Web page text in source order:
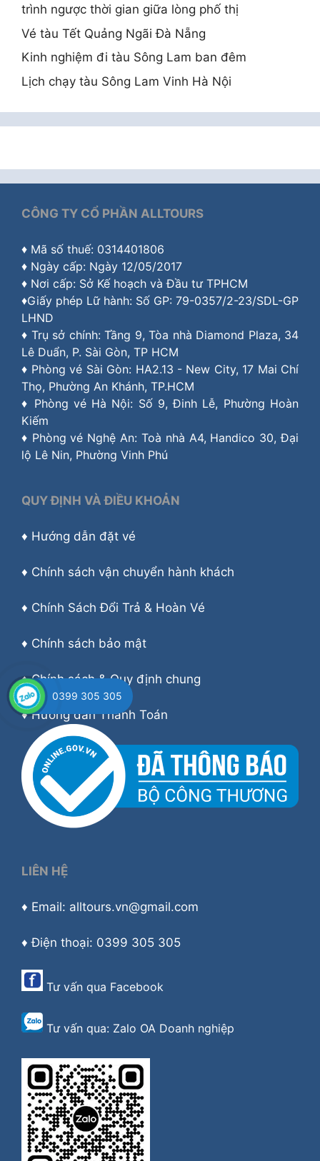
trình ngược thời gian giữa lòng phố thị
Vé tàu Tết Quảng Ngãi Đà Nẵng
Kinh nghiệm đi tàu Sông Lam ban đêm
Lịch chạy tàu Sông Lam Vinh Hà Nội
CÔNG TY CỔ PHẦN ALLTOURS
♦ Mã số thuế: 0314401806
♦ Ngày cấp: Ngày 12/05/2017
♦ Nơi cấp: Sở Kế hoạch và Đầu tư TPHCM
♦Giấy phép Lữ hành: Số GP: 79-0357/2-23/SDL-GP
LHND
♦ Trụ sở chính: Tầng 9, Tòa nhà Diamond Plaza, 34
Lê Duẩn, P. Sài Gòn, TP HCM
♦ Phòng vé Sài Gòn: HA2.13 - New City, 17 Mai Chí
Thọ, Phường An Khánh, TP.HCM
♦ Phòng vé Hà Nội: Số 9, Đinh Lễ, Phường Hoàn
Kiếm
♦ Phòng vé Nghệ An: Toà nhà A4, Handico 30, Đại
lộ Lê Nin, Phường Vinh Phú
QUY ĐỊNH VÀ ĐIỀU KHOẢN
♦ Hướng dẫn đặt vé
♦ Chính sách vận chuyển hành khách
♦ Chính Sách Đổi Trả & Hoàn Vé
♦ Chính sách bảo mật
♦Chính sách & Quy định chung
♦Hướng dẫn Thanh Toán
LIÊN HỆ
♦ Email: alltours.vn@gmail.com
♦ Điện thoại: 0399 305 305
Tư vấn qua Facebook
Tư vấn qua: Zalo OA Doanh nghiệp
0399 305 305